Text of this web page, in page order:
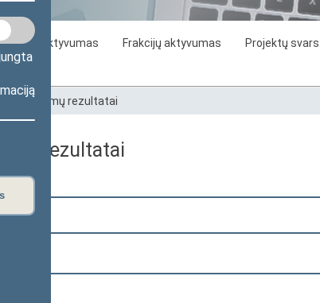
narių aktyvumas Frakcijų aktyvumas
Projektų
balsavimų rezultatai
rezultatai